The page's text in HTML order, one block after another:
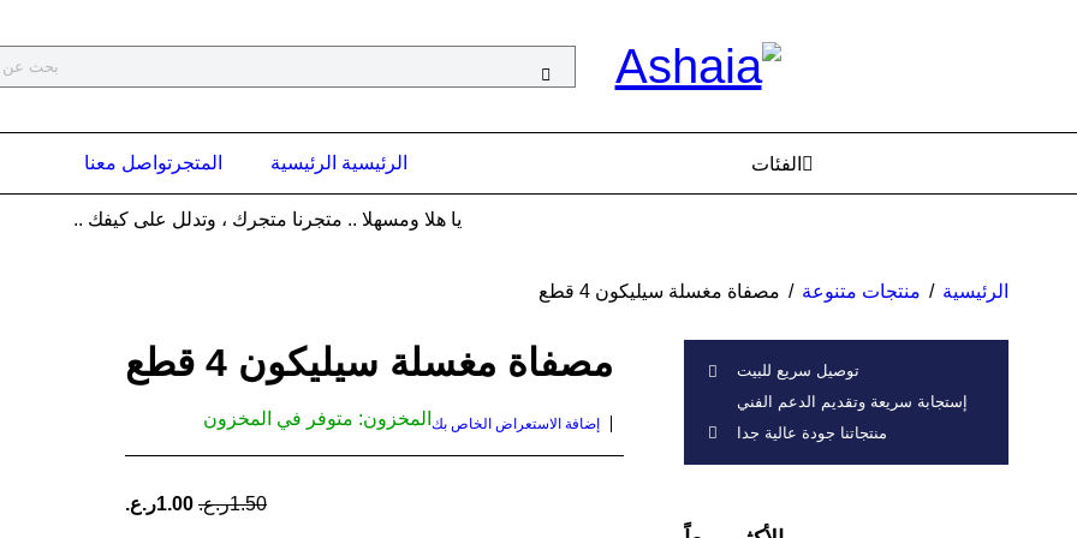
الفئات الرئيسية الرئيسية المتجرتواصل معنا
يا هلا ومسهلا .. متجرنا متجرك ، وتدلل على كيفك ..
الرئيسية / منتجات متنوعة / مصفاة مغسلة سيليكون 4 قطع
توصيل سريع للبيت
إستجابة سريعة وتقديم الدعم الفني
منتجاتنا جودة عالية جدا
مصفاة مغسلة سيليكون 4 قطع
إضافة الاستعراض الخاص بك المخزون: متوفر في المخزون
ينتهي العرض بعد :
1.50ر.ع. 1.00ر.ع.